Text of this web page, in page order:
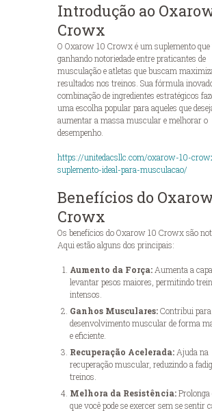
Introdução ao
Crowx
O Oxarow 10 Crowx é um suplemento que
ganhando notoriedade entre praticantes de
musculação e atletas que buscam
resultados nos treinos. Sua fórmula
combinação de ingredientes estratégicos
uma escolha popular para aqueles que
aumentar a massa muscular e melhorar o
desempenho.
https://unitedacsllc.com/oxarow-10-
suplemento-ideal-para-musculacao/
Benefícios do
Crowx
Os benefícios do Oxarow 10 Crowx são
Aqui estão alguns dos principais:
Aumento da Força: Aumenta a
levantar pesos maiores, permitindo
intensos.
Ganhos Musculares:Contribui
desenvolvimento muscular de forma
e eficiente.
Recuperação Acelerada: Ajuda na
recuperação muscular, reduzindo a
treinos.
Melhora da Resistência:Prolonga
que você pode se exercer sem se sentir